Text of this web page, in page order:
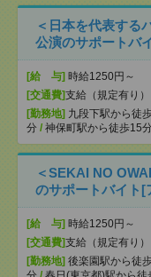
＜日本を代表する
公演のサポートバ
[給 与] 時給1250円～
[交通費]支給（規定有り）
[勤務地] 九段下駅から徒
分 / 神保町駅から徒歩15
＜SEKAI NO
のサポートバイト[
[給 与] 時給1250円～
[交通費]支給（規定有り）
[勤務地] 後楽園駅から徒